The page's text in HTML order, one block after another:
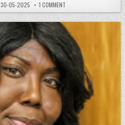
PUBLISHED DATE:
30-05-2025 1 COMMENTON BYŁY AKTYWISTA